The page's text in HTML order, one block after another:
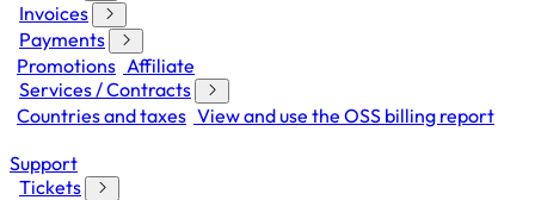
Invoices
Payments
Promotions Affiliate
Services / Contracts
Countries and taxes View and use the OSS billing report
Support
Tickets